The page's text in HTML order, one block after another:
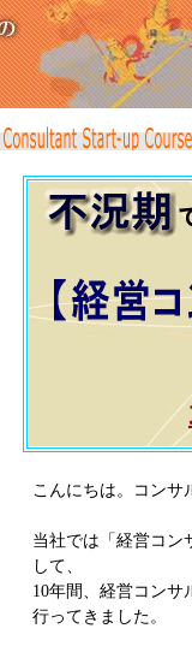
こんにちは。コンサ
当社では「経営コン
して、
10年間、経営コンサ
行ってきました。